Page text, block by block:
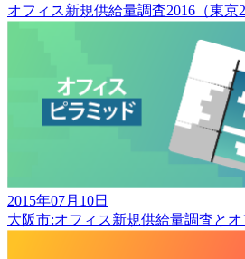
オフィス新規供給量調査2016（東京
2015年07月10日
大阪市:オフィス新規供給量調査と